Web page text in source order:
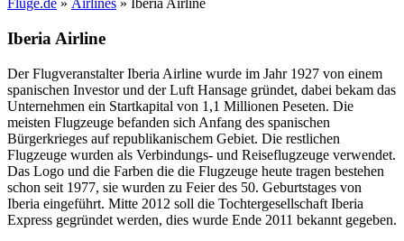
Flüge.de » Airlines » Iberia Airline
Iberia Airline
Der Flugveranstalter Iberia Airline wurde im Jahr 1927 von einem
spanischen Investor und der Luft Hansage gründet, dabei bekam das
Unternehmen ein Startkapital von 1,1 Millionen Peseten. Die
meisten Flugzeuge befanden sich Anfang des spanischen
Bürgerkrieges auf republikanischem Gebiet. Die restlichen
Flugzeuge wurden als Verbindungs- und Reiseflugzeuge verwendet.
Das Logo und die Farben die die Flugzeuge heute tragen bestehen
schon seit 1977, sie wurden zu Feier des 50. Geburtstages von
Iberia eingeführt. Mitte 2012 soll die Tochtergesellschaft Iberia
Express gegründet werden, dies wurde Ende 2011 bekannt gegeben.